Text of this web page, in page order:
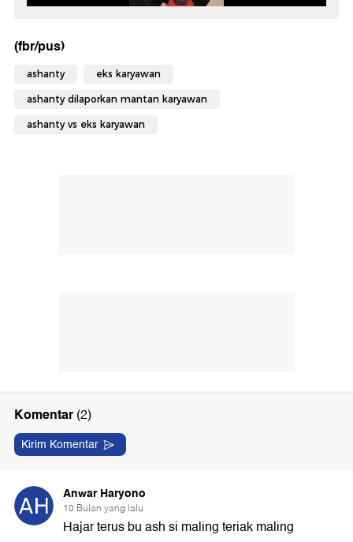
(fbr/pus)
ashanty eks karyawan
ashanty dilaporkan mantan karyawan
ashanty vs eks karyawan